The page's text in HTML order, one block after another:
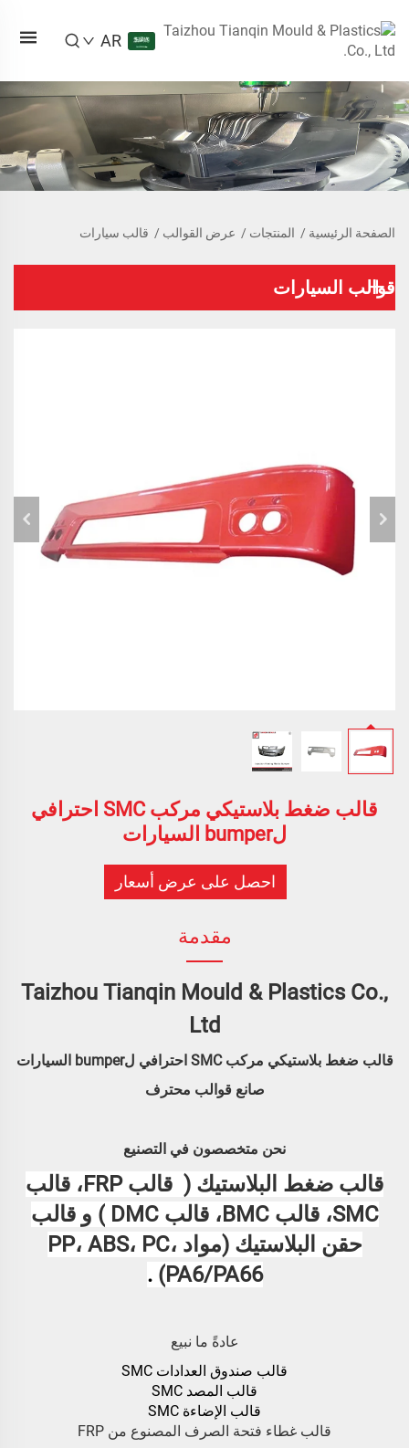
AR
الصفحة الرئيسية/ المنتجات/ عرض القوالب/ قالب سيارات
قوالب السيارات
قالب ضغط بلاستيكي مركب SMC احترافي
لbumper السيارات
احصل على عرض أسعار
مقدمة
Taizhou Tianqin Mould & Plastics Co.,
Ltd
قالب ضغط بلاستيكي مركب SMC احترافي لbumper السيارات
صانع قوالب محترف
نحن متخصصون في التصنيع
قالب ضغط البلاستيك (
قالب FRP، قالب
SMC، قالب BMC، قالب DMC
) و قالب
حقن البلاستيك (مواد PP، ABS، PC،
PA6/PA66)
.
عادةً ما نبيع
قالب صندوق العدادات SMC
قالب المصد SMC
قالب الإضاءة SMC
قالب غطاء فتحة الصرف المصنوع من FRP